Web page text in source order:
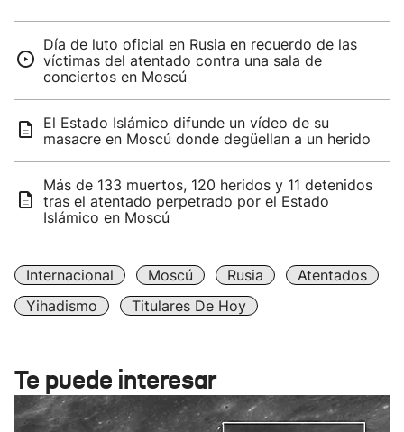
Día de luto oficial en Rusia en recuerdo de las
víctimas del atentado contra una sala de
conciertos en Moscú
El Estado Islámico difunde un vídeo de su
masacre en Moscú donde degüellan a un herido
Más de 133 muertos, 120 heridos y 11 detenidos
tras el atentado perpetrado por el Estado
Islámico en Moscú
Internacional Moscú Rusia
Atentados
Yihadismo
Titulares De Hoy
Te puede interesar